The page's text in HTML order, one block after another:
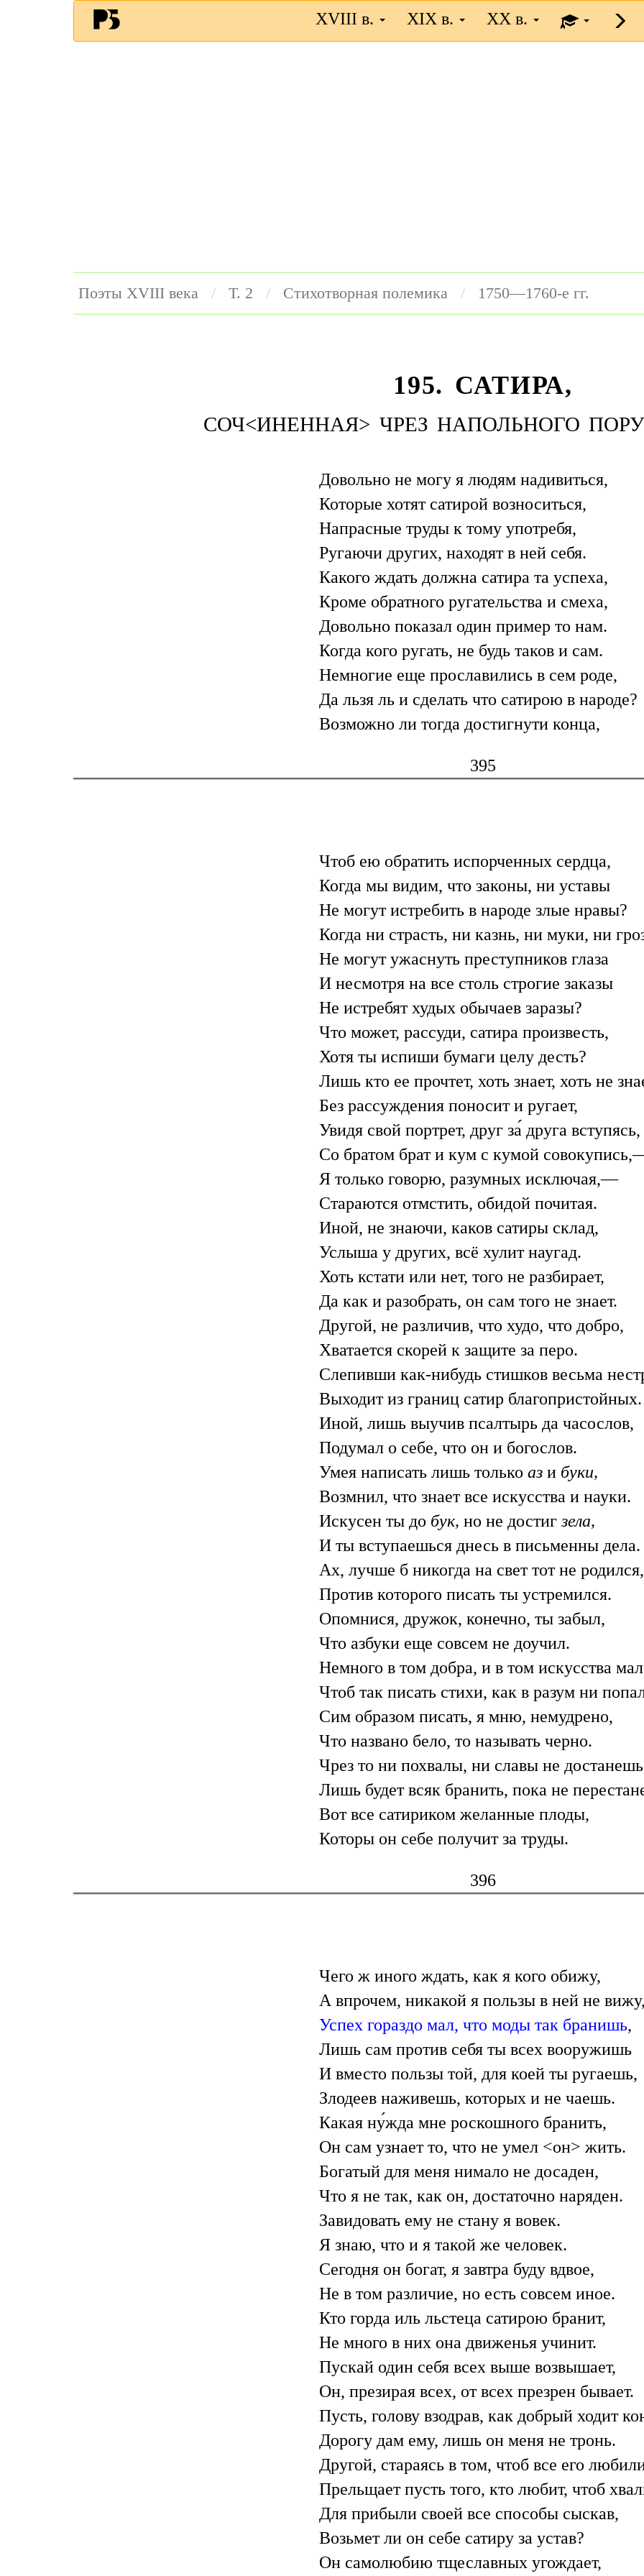
XVIII в. XIX в. XX в.
Поэты ХVIII века Т. 2 Стихотворная полемика 1750—1760-е гг.
195. САТИРА,
СОЧ<ИНЕННАЯ> ЧРЕЗ НАПОЛЬНОГО
Довольно не могу я людям надивиться,
Которые хотят сатирой возноситься,
Напрасные труды к тому употребя,
Ругаючи других, находят в ней себя.
Какого ждать должна сатира та успеха,
Кроме обратного ругательства и смеха,
Довольно показал один пример то нам.
Когда кого ругать, не будь таков и сам.
Немногие еще прославились в сем роде,
Да льзя ль и сделать что сатирою в народе?
Возможно ли тогда достигнути конца,
395
Чтоб ею обратить испорченных сердца,
Когда мы видим, что законы, ни уставы
Не могут истребить в народе злые нравы?
Когда ни страсть, ни казнь, ни муки, ни
Не могут ужаснуть преступников глаза
И несмотря на все столь строгие заказы
Не истребят худых обычаев заразы?
Что может, рассуди, сатира произвесть,
Хотя ты испиши бумаги целу десть?
Лишь кто ее прочтет, хоть знает, хоть не
Без рассуждения поносит и ругает,
Увидя свой портрет, друг за́ друга вступясь,
Со братом брат и кум с кумой
Я только говорю, разумных исключая,—
Стараются отмстить, обидой почитая.
Иной, не знаючи, каков сатиры склад,
Услыша у других, всё хулит наугад.
Хоть кстати или нет, того не разбирает,
Да как и разобрать, он сам того не знает.
Другой, не различив, что худо, что добро,
Хватается скорей к защите за перо.
Слепивши как-нибудь стишков весьма
Выходит из границ сатир благопристойных.
Иной, лишь выучив псалтырь да часослов,
Подумал о себе, что он и богослов.
Умея написать лишь только аз и буки,
Возмнил, что знает все искусства и науки.
Искусен ты до бук, но не достигзела,
И ты вступаешься днесь в письменны дела.
Ах, лучше б никогда на свет тот не родился,
Против которого писать ты устремился.
Опомнися, дружок, конечно, ты забыл,
Что азбуки еще совсем не доучил.
Немного в том добра, и в том искусства
Чтоб так писать стихи, как в разум ни
Сим образом писать, я мню, немудрено,
Что названо бело, то называть черно.
Чрез то ни похвалы, ни славы не
Лишь будет всяк бранить, пока не
Вот все сатириком желанные плоды,
Которы он себе получит за труды.
396
Чего ж иного ждать, как я кого обижу,
А впрочем, никакой я пользы в ней не
Успех гораздо мал, что моды так бранишь,
Лишь сам против себя ты всех вооружишь
И вместо пользы той, для коей ты ругаешь,
Злодеев наживешь, которых и не чаешь.
Какая ну́жда мне роскошного бранить,
Он сам узнает то, что не умел <он> жить.
Богатый для меня нимало не досаден,
Что я не так, как он, достаточно наряден.
Завидовать ему не стану я вовек.
Я знаю, что и я такой же человек.
Сегодня он богат, я завтра буду вдвое,
Не в том различие, но есть совсем иное.
Кто горда иль льстеца сатирою бранит,
Не много в них она движенья учинит.
Пускай один себя всех выше возвышает,
Он, презирая всех, от всех презрен бывает.
Пусть, голову взодрав, как добрый ходит
Дорогу дам ему, лишь он меня не тронь.
Другой, стараясь в том, чтоб все его
Прельщает пусть того, кто любит, чтоб
Для прибыли своей все способы сыскав,
Возьмет ли он себе сатиру за устав?
Он самолюбию тщеславных угождает,